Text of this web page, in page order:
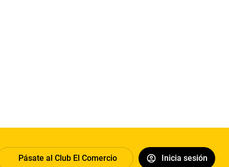
Pásate al Club El Comercio Inicia sesión